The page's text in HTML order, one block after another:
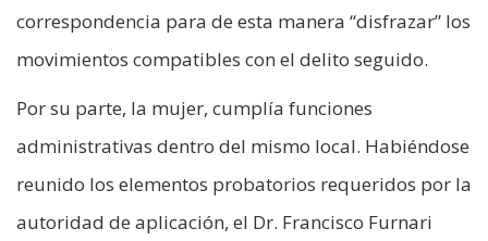
correspondencia para de esta manera “disfrazar” los
movimientos compatibles con el delito seguido.
Por su parte, la mujer, cumplía funciones
administrativas dentro del mismo local. Habiéndose
reunido los elementos probatorios requeridos por la
autoridad de aplicación, el Dr. Francisco Furnari